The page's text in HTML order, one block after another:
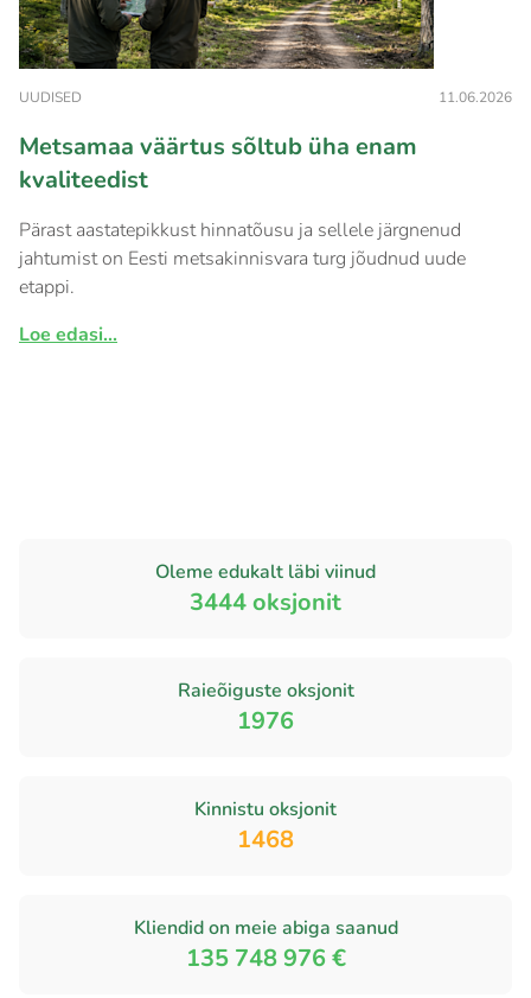
UUDISED 11.06.2026
Metsamaa väärtus sõltub üha enam
kvaliteedist
Pärast aastatepikkust hinnatõusu ja sellele järgnenud
jahtumist on Eesti metsakinnisvara turg jõudnud uude
etappi.
Loe edasi...
Oleme edukalt läbi viinud
3444oksjonit
Raieõiguste oksjonit
1976
Kinnistu oksjonit
1468
Kliendid on meie abiga saanud
135 748 976 €